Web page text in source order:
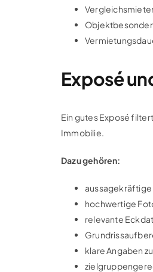
Exposé
Ein gutes Exposé
Immobilie.
Dazu gehören:
hochwertige
relevante
klare Angaben